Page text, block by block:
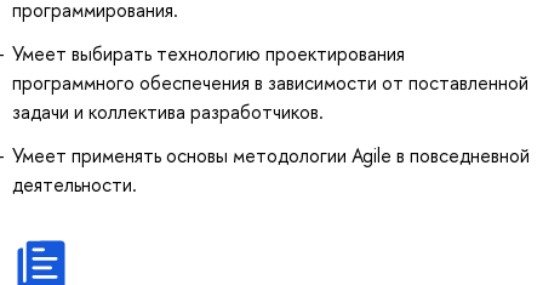
программирования.
Умеет выбирать технологию проектирования
программного обеспечения в зависимости от поставленной
задачи и коллектива разработчиков.
Умеет применять основы методологии Agile в повседневной
деятельности.